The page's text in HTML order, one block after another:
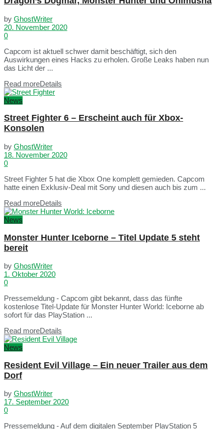
by GhostWriter
20. November 2020
0
Capcom ist aktuell schwer damit beschäftigt, sich den
Auswirkungen eines Hacks zu erholen. Große Leaks haben nun
das Licht der ...
Read moreDetails
News
Street Fighter 6 – Erscheint auch für Xbox-
Konsolen
by GhostWriter
18. November 2020
0
Street Fighter 5 hat die Xbox One komplett gemieden. Capcom
hatte einen Exklusiv-Deal mit Sony und diesen auch bis zum ...
Read moreDetails
News
Monster Hunter Iceborne – Titel Update 5 steht
bereit
by GhostWriter
1. Oktober 2020
0
Pressemeldung - Capcom gibt bekannt, dass das fünfte
kostenlose Titel-Update für Monster Hunter World: Iceborne ab
sofort für das PlayStation ...
Read moreDetails
News
Resident Evil Village – Ein neuer Trailer aus dem
Dorf
by GhostWriter
17. September 2020
0
Pressemeldung - Auf dem digitalen September PlayStation 5